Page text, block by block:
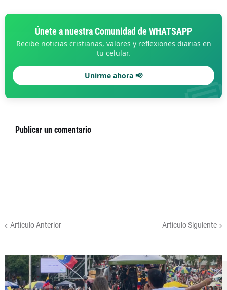
Únete a nuestra Comunidad de WHATSAPP
Recibe noticias cristianas, valores y reflexiones diarias en
tu celular.
Unirme ahora 📢
Publicar un comentario
Artículo Anterior Artículo Siguiente